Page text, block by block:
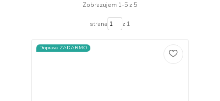
Zobrazujem 1-5 z 5
strana z 1
Doprava ZADARMO